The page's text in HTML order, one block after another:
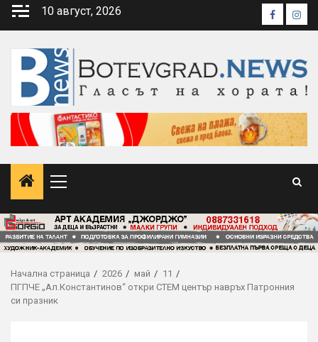
Skip
10 август, 2026 Facebook
Primary
Начална страница 2026 май
11
ПГПЧЕ „Ал.Константинов“ откри СТЕМ център навръх Патронния
си празник